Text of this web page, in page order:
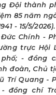
Đội thành
85 năm
- 15/5/
Chính -
trực Hội
- đồng
đoàn, Chủ
Trí Quang -
đồng chí